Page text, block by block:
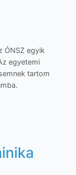
ÓNSZ egyik
egyetemi
tartom